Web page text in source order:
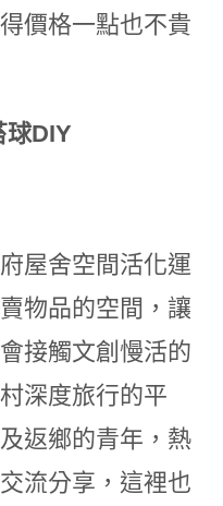
價格一點也不貴
DIY
屋舍空間活化運
物品的空間，讓
接觸文創慢活的
深度旅行的平
返鄉的青年，熱
流分享，這裡也